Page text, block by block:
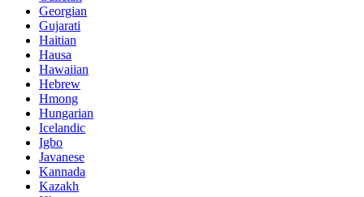
Georgian
Gujarati
Haitian
Hausa
Hawaiian
Hebrew
Hmong
Hungarian
Icelandic
Igbo
Javanese
Kannada
Kazakh